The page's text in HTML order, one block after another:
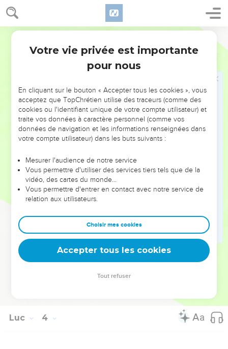
3
29 fils de Jésus, fils d’Éliézer, fils de Yorim, fils de Matthath,
fils de Lévi,
fils de Siméon, fils de Juda, fils de Joseph, fils de Yonam,
fils d’Éliaqim,
fils de Méléa, fils de Menna, fils de Mattata, fils de Nathan,
fils de David, fils d’Isaï, fils d’Obed, fils de Booz, fils de
Salmon, fils de Naassôn,
fils d’Aminadab, fils d’Admîn, fils d’Arni, fils de Hetsrôn, fils
de Pérets, fils de Juda,
fils de Jacob, fils d’Isaac, fils d’Abraham, fils de Térah, fils
fils de Seroug, fils de Rehou, fils de Péleg, fils de Héber,
fils de Chilah,
fils de Qaïnam, fils d’Arphaxad, fils de Sem, fils de Noé, fils
fils de Mathusalem, fils d’Hénoc, fils de Yered, fils de
Maléléel, fils de Qenam,
fils d’Énosch, fils de Seth, fils d’Adam, fils de Dieu.
© Société biblique française – Bibli’O, 1978, avec autorisation. Pour vous procurer
Luc 4
Votre vie privée est importante
pour nous
En cliquant sur le bouton « Accepter tous les cookies », vous
acceptez que TopChrétien utilise des traceurs (comme des
cookies ou l'identifiant unique de votre compte utilisateur) et
traite vos données à caractère personnel (comme vos
données de navigation et les informations renseignées dans
votre compte utilisateur) dans les buts suivants :
Mesurer l'audience de notre service
Vous permettre d'utiliser des services tiers tels que de la
vidéo, des cartes du monde…
Vous permettre d'entrer en contact avec notre service de
relation aux utilisateurs.
Choisir mes cookies
Accepter tous les cookies
Tout refuser